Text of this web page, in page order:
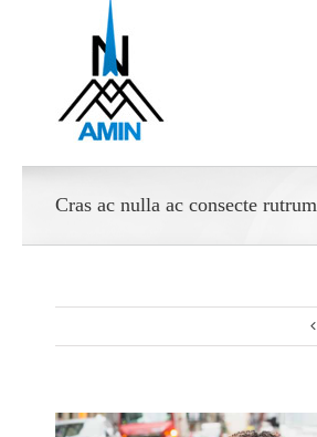
Cras ac nulla ac consecte rutrum
View